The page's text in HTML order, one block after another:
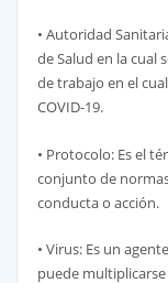
• Autoridad
de Salud en la cual
de trabajo en el
COVID-19.
• Protocolo: Es el
conjunto de
conducta o acción.
• Virus: Es un
puede